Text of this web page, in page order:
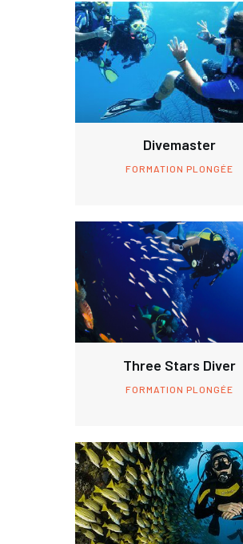
Divemaster
FORMATION PLONGÉE
Three Stars Diver
FORMATION PLONGÉE